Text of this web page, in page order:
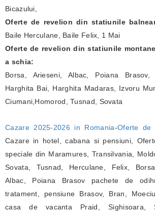
Bicazului,
Oferte de revelion din statiunile
Baile Herculane, Baile Felix, 1 Mai
Oferte de revelion din statiunile
a schia:
Borsa, Arieseni, Albac, Poiana Brasov,
Harghita Bai, Harghita Madaras, Izvoru
Ciumani,Homorod, Tusnad, Sovata
Cazare 2025-2026 in Romania-Oferte de
Cazare in hotel, cabana si pensiuni,
speciale din Maramures, Transilvania,
Sovata, Tusnad, Herculane, Felix,
Albac, Poiana Brasov pachete de
tratament, pensiune Brasov, Bran,
casa de vacanta Praid, Sighisoara,